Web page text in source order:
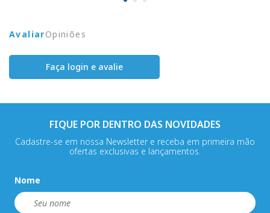
AvaliarOpiniões
Faça login e avalie
FIQUE POR DENTRO DAS NOVIDADES
Cadastre-se em nossa Newsletter e receba em primeira mão
ofertas exclusivas e lançamentos.
Nome